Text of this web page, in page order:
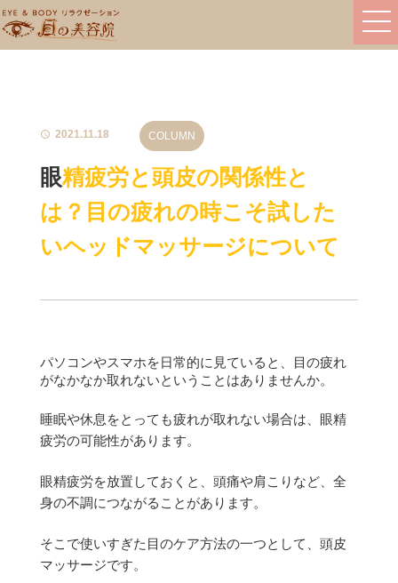
2021.11.18 COLUMN
眼精疲労と頭皮の関係性と
は？目の疲れの時こそ試した
いヘッドマッサージについて
パソコンやスマホを日常的に見ていると、目の疲れ
がなかなか取れないということはありませんか。
睡眠や休息をとっても疲れが取れない場合は、眼精
疲労の可能性があります。
眼精疲労を放置しておくと、頭痛や肩こりなど、全
身の不調につながることがあります。
そこで使いすぎた目のケア方法の一つとして、頭皮
マッサージです。